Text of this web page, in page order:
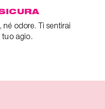
odore. Ti sentirai
agio.